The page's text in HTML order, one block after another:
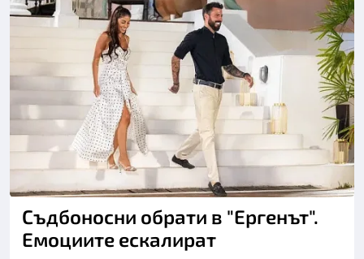
Снимка: bTV
Съдбоносни обрати в "Ергенът".
Емоциите ескалират